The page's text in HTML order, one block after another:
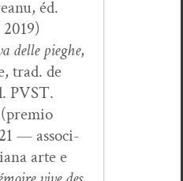
éd.
delle pieghe,
trad. de
PVST.
— asso­ci­
arte e